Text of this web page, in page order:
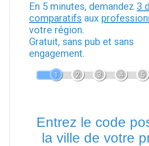
En 5 minutes, demandez 3
comparatifs aux
votre région.
Gratuit, sans pub et sans
engagement.
1 2 3 4 5
Entrez le code
la ville de votre